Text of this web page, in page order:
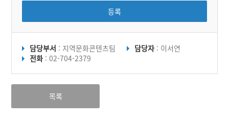
등록
담당부서 : 지역문화콘텐츠팀 담당자 : 이서연
전화 : 02-704-2379
목록